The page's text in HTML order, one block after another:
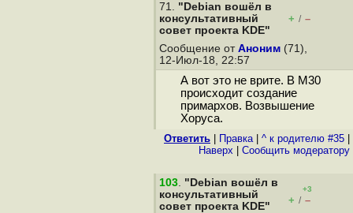
71. "Debian вошёл в
консультативный
cовет проекта KDE"
+ / –
Сообщение от Аноним (71),
12-Июл-18, 22:57
А вот это не врите. В М30
происходит создание
примархов. Возвышение
Хоруса.
Ответить Правка| ^ к родителю #35
Наверх
Cообщить модератору
103. "Debian вошёл в
консультативный
cовет проекта KDE"
+3
+ / –